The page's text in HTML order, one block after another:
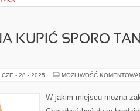
KUPIĆ SPORO
CZE - 28 - 2025 MOŻLIWOŚĆ
W jakim miejscu można